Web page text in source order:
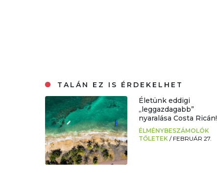
TALÁN EZ IS ÉRDEKELHET
Életünk eddigi
„leggazdagabb”
nyaralása Costa Ricán!
ÉLMÉNYBESZÁMOLÓK
TŐLETEK/ FEBRUÁR 27.